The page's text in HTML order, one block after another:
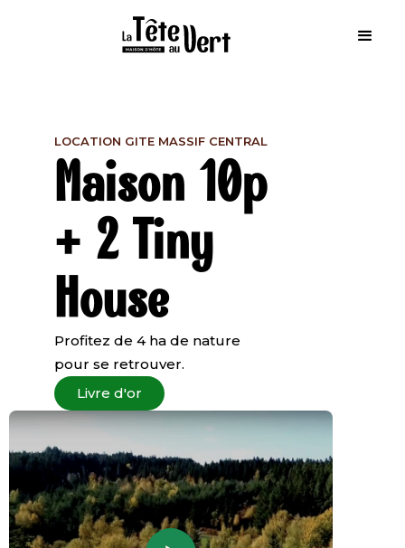
LOCATION GITE MASSIF CENTRAL
Maison 10p
+ 2 Tiny
House
Profitez de 4 ha de nature
pour se retrouver.
Livre d'or